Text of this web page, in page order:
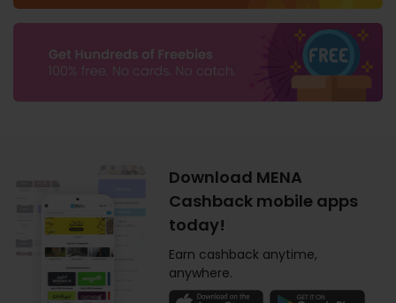
Download MENA
Cashback mobile apps
today!
Earn cashback anytime,
anywhere.